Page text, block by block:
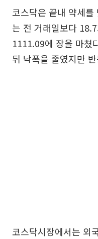
코스닥은 끝내 약세
는 전 거래일보다
1111.09에 장을 마쳤
뒤 낙폭을 줄였지만
코스닥시장에서는 외